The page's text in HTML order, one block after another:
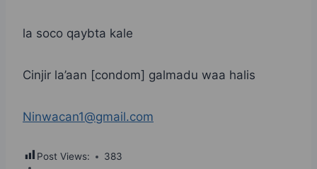
la soco qaybta kale
Cinjir la’aan [condom] galmadu waa halis
Ninwacan1@gmail.com
Post Views: 383